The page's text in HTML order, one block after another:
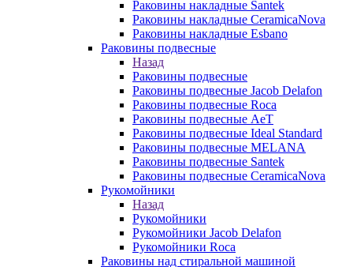
Раковины накладные Santek
Раковины накладные CeramicaNova
Раковины накладные Esbano
Раковины подвесные
Назад
Раковины подвесные
Раковины подвесные Jacob Delafon
Раковины подвесные Roca
Раковины подвесные AeT
Раковины подвесные Ideal Standard
Раковины подвесные MELANA
Раковины подвесные Santek
Раковины подвесные CeramicaNova
Рукомойники
Назад
Рукомойники
Рукомойники Jacob Delafon
Рукомойники Roca
Раковины над стиральной машиной